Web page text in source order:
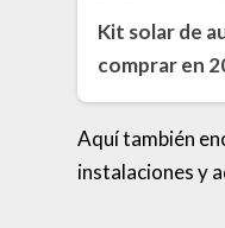
Kit solar de
comprar en
Aquí también
instalaciones y